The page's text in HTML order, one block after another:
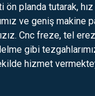
ön planda tutarak,
ve geniş makine
Cnc freze, tel
gibi
hizmet